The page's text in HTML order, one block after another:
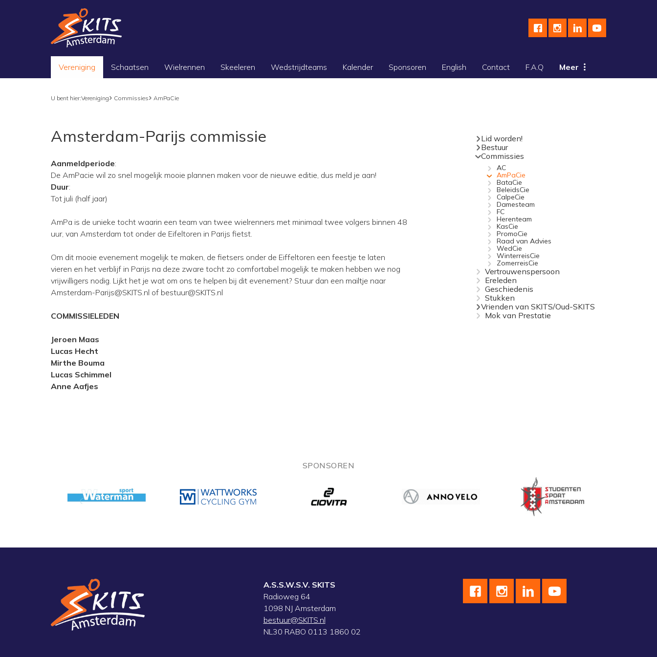
Vereniging Schaatsen Wielrennen Skeeleren Wedstrijdteams Kalender Sponsoren English Contact F.A.Q Meer
U bent hier:Vereniging Commissies AmPaCie
Amsterdam-Parijs commissie
Aanmeldperiode:
De AmPacie wil zo snel mogelijk mooie plannen maken voor de nieuwe editie, dus meld je aan!
Duur:
Tot juli (half jaar)
AmPa is de unieke tocht waarin een team van twee wielrenners met minimaal twee volgers binnen 48
uur, van Amsterdam tot onder de Eifeltoren in Parijs fietst.
Om dit mooie evenement mogelijk te maken, de fietsers onder de Eiffeltoren een feestje te laten
vieren en het verblijf in Parijs na deze zware tocht zo comfortabel mogelijk te maken hebben we nog
vrijwilligers nodig. Lijkt het je wat om ons te helpen bij dit evenement? Stuur dan een mailtje naar
Amsterdam-Parijs@SKITS.nl of bestuur@SKITS.nl
COMMISSIELEDEN
Jeroen Maas
Lucas Hecht
Mirthe Bouma
Lucas Schimmel
Anne Aafjes
Lid worden!
Bestuur
Commissies
AC
AmPaCie
BataCie
BeleidsCie
CalpeCie
Damesteam
FC
Herenteam
KasCie
PromoCie
Raad van Advies
WedCie
WinterreisCie
ZomerreisCie
Vertrouwenspersoon
Ereleden
Geschiedenis
Stukken
Vrienden van SKITS/Oud-SKITS
Mok van Prestatie
SPONSOREN
A.S.S.W.S.V. SKITS
Radioweg 64
1098 NJ Amsterdam
bestuur@SKITS.nl
NL30 RABO 0113 1860 02